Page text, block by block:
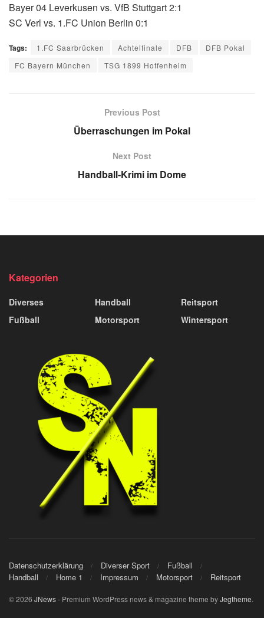
Bayer 04 Leverkusen vs. VfB Stuttgart 2:1
SC Verl vs. 1.FC Union Berlin 0:1
Tags: 1.FC Saarbrücken Achtelfinale DFB
DFB Pokal
FC Bayern München
TSG 1899 Hoffenheim
Previous Post
Überraschungen im Pokal
Next Post
Handball-Krimi im Dome
Kategorien
Diverses
Fußball
Handball
Motorsport
Reitsport
Wintersport
Datenschutzerklärung Diverser Sport
Fußball
Handball
Home 1 Impressum Motorsport Reitsport
© 2026 JNews- Premium WordPress news & magazine theme byJegtheme.